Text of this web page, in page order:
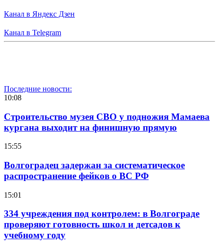
Канал в Яндекс Дзен
Канал в Telegram
Последние новости:
10:08
Строительство музея СВО у подножия Мамаева
кургана выходит на финишную прямую
15:55
Волгоградец задержан за систематическое
распространение фейков о ВС РФ
15:01
334 учреждения под контролем: в Волгограде
проверяют готовность школ и детсадов к
учебному году